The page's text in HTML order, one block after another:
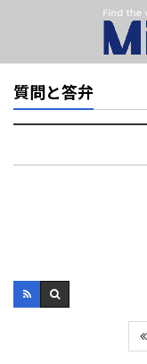
質問と答弁